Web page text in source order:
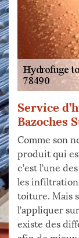
Service
Bazoches
Comme son
produit qui
c’est l’une
les
toiture. Mais
l’appliquer
existe des